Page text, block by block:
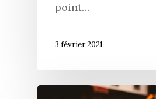
point…
3 février 2021